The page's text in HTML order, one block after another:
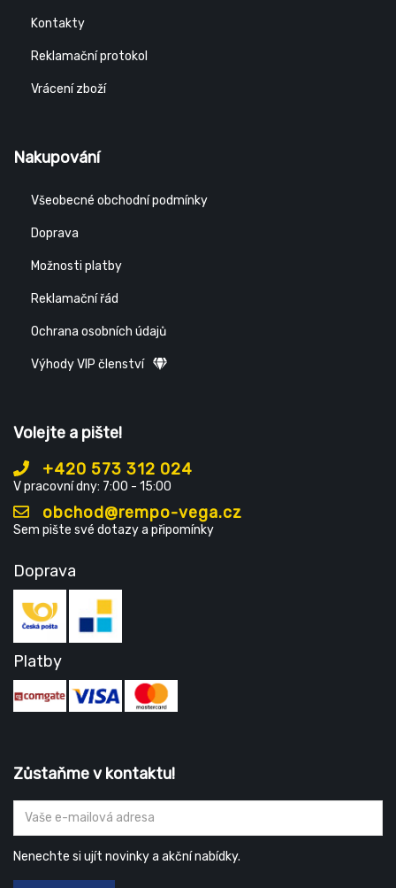
Kontakty
Reklamační protokol
Vrácení zboží
Nakupování
Všeobecné obchodní podmínky
Doprava
Možnosti platby
Reklamační řád
Ochrana osobních údajů
Výhody VIP členství
Volejte a pište!
+420 573 312 024
V pracovní dny: 7:00 - 15:00
obchod@rempo-vega.cz
Sem pište své dotazy a připomínky
Doprava
Platby
Zůstaňme v kontaktu!
Nenechte si ujít novinky a akční nabídky.